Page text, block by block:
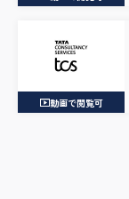
動画で閲覧可